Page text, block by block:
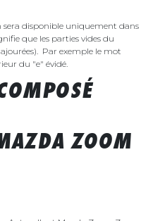
disponible uniquement dans
que les parties vides du
Par exemple le mot
du "e" évidé.
ZOOM